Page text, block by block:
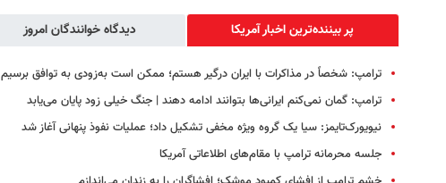
پر بیننده‌ترین اخبار آمریکا دیدگاه خوانندگان امروز
ترامپ: شخصاً در مذاکرات با ایران درگیر هستم؛ ممکن است به‌زودی به توافق برسیم
ترامپ: گمان نمی‌کنم ایرانی‌ها بتوانند ادامه دهند | جنگ خیلی زود پایان می‌یابد
نیویورک‌تایمز: سیا یک گروه ویژه مخفی تشکیل داد؛ عملیات نفوذ پنهانی آغاز شد
جلسه محرمانه ترامپ با مقام‌های اطلاعاتی آمریکا